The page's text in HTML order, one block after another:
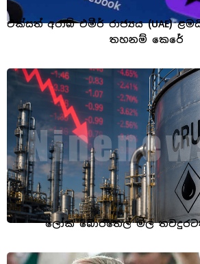
එක්සත් අරාබි එමීර් රාජ්‍යය (UAE)
තහනම් කෙරේ
ලෝක බොරතෙල් මිල